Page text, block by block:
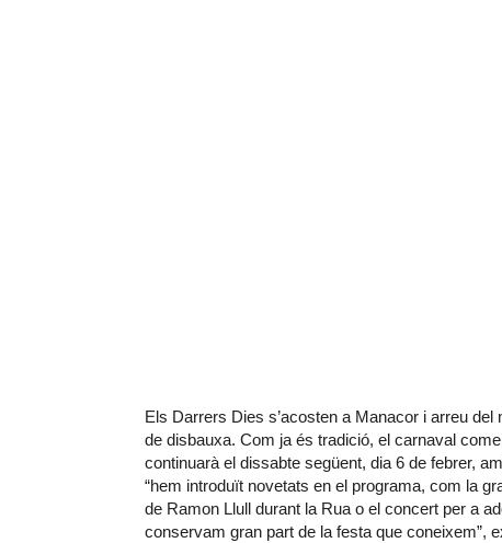
Els Darrers Dies s’acosten a Manacor i arreu
de disbauxa. Com ja és tradició, el carnaval
continuarà el dissabte següent, dia 6 de febrer,
“hem introduït novetats en el programa, com la
de Ramon Llull durant la Rua o el concert per a
conservam gran part de la festa que coneixem”,